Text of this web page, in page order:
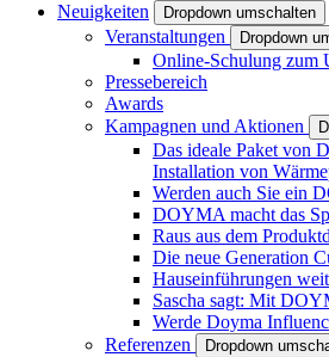
Neuigkeiten
Dropdown umschalten
Veranstaltungen Dropdown
Online-Schulung zum
Pressebereich
Awards
Kampagnen und Aktionen
Das ideale Paket von
Installation von
Werden auch Sie ein
DOYMA macht das
Raus aus dem
Die neue Generation
Hauseinführungen
Sascha sagt: Mit
Werde Doyma
Referenzen
Dropdown